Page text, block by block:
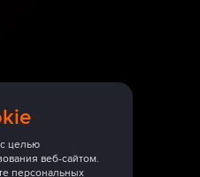
целью
веб-сайтом.
персональных